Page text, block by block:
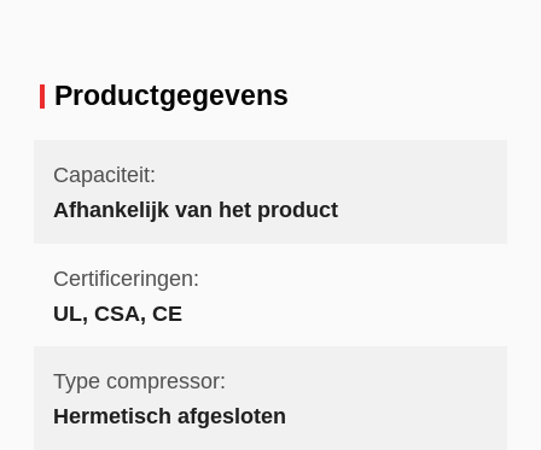
Productgegevens
Capaciteit:
Afhankelijk van het product
Certificeringen:
UL, CSA, CE
Type compressor:
Hermetisch afgesloten